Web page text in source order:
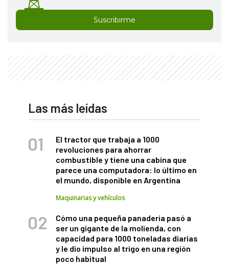
Suscribirme
Las más leídas
El tractor que trabaja a 1000
revoluciones para ahorrar
combustible y tiene una cabina que
parece una computadora: lo último en
el mundo, disponible en Argentina
Maquinarias y vehículos
Cómo una pequeña panadería pasó a
ser un gigante de la molienda, con
capacidad para 1000 toneladas diarias
y le dio impulso al trigo en una región
poco habitual